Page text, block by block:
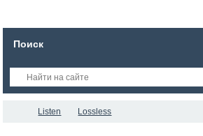
Поиск
Listen Lossless